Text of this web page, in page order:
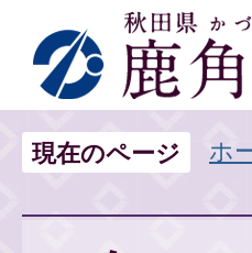
現在のページ ホ